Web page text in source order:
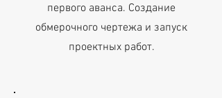
первого аванса. Создание
обмерочного чертежа и запуск
проектных работ.